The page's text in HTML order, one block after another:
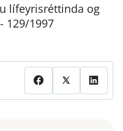
lífeyrisréttinda og
129/1997